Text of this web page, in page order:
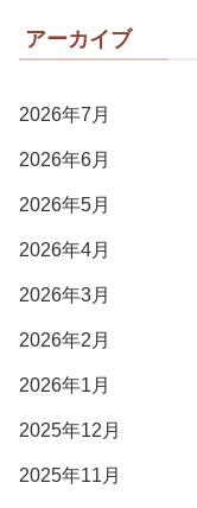
アーカイブ
2026年7月
2026年6月
2026年5月
2026年4月
2026年3月
2026年2月
2026年1月
2025年12月
2025年11月